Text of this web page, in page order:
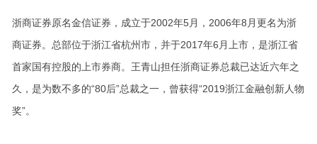
浙商证券原名金信证券，成立于2002年5月，2006年8月更名为浙
商证券。总部位于浙江省杭州市，并于2017年6月上市，是浙江省
首家国有控股的上市券商。王青山担任浙商证券总裁已达近六年之
久，是为数不多的“80后”总裁之一，曾获得“2019浙江金融创新人物
奖”。